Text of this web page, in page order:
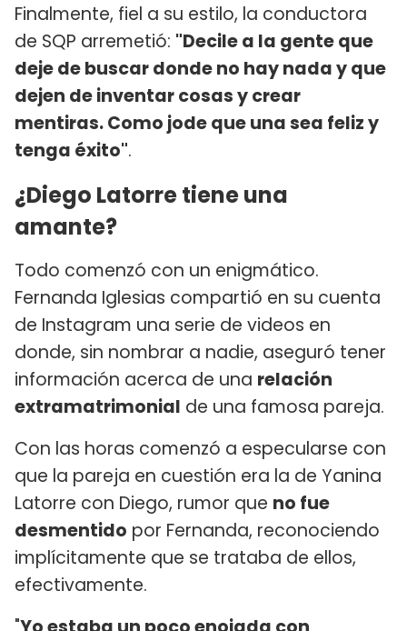
Finalmente, fiel a su estilo, la conductora
de SQP arremetió: "Decile a la gente que
deje de buscar donde no hay nada y que
dejen de inventar cosas y crear
mentiras. Como jode que una sea feliz y
tenga éxito".
¿Diego Latorre tiene una
amante?
Todo comenzó con un enigmático.
Fernanda Iglesias compartió en su cuenta
de Instagram una serie de videos en
donde, sin nombrar a nadie, aseguró tener
información acerca de una relación
extramatrimonial de una famosa pareja.
Con las horas comenzó a especularse con
que la pareja en cuestión era la de Yanina
Latorre con Diego, rumor que no fue
desmentido por Fernanda, reconociendo
implícitamente que se trataba de ellos,
efectivamente.